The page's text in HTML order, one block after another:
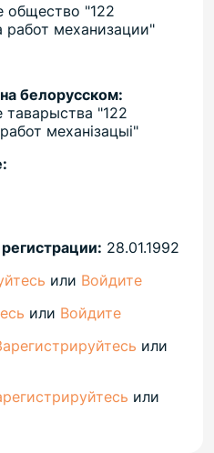
общество "122
работ механизации"
белорусском:
"122
механізацыі"
28.01.1992
или Войдите
или Войдите
или
или